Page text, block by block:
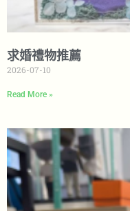
求婚禮物推薦
2026-07-10
Read More »